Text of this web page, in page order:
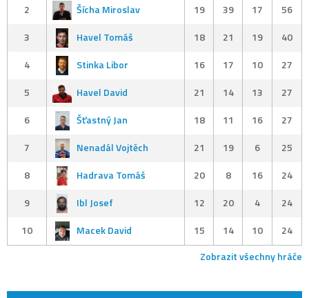
2
Šícha Miroslav 19 39 17
56
3
Havel Tomáš 18 21 19
40
4
Stinka Libor 16 17 10
27
5
Havel David 21 14 13
27
6
Šťastný Jan 18 11 16
27
7
Nenadál Vojtěch 21 19 6
25
8
Hadrava Tomáš 20 8 16
24
9
Ibl Josef 12 20 4
24
10
Macek David 15 14 10
24
Zobrazit všechny hráče